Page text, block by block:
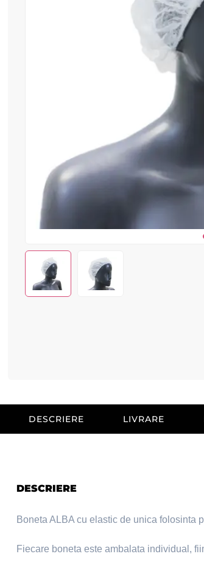
DESCRIERE LIVRARE
DESCRIERE
Boneta ALBA cu elastic de unica folosinta
Fiecare boneta este ambalata individual,